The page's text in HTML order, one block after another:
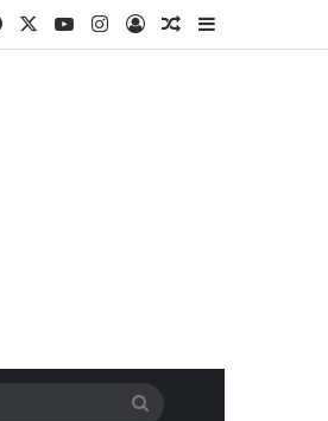
FacebookYouTubeInstagram
Log InRandom Article
Sidebar